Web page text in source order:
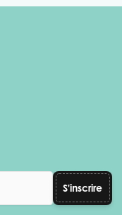
S'inscrire